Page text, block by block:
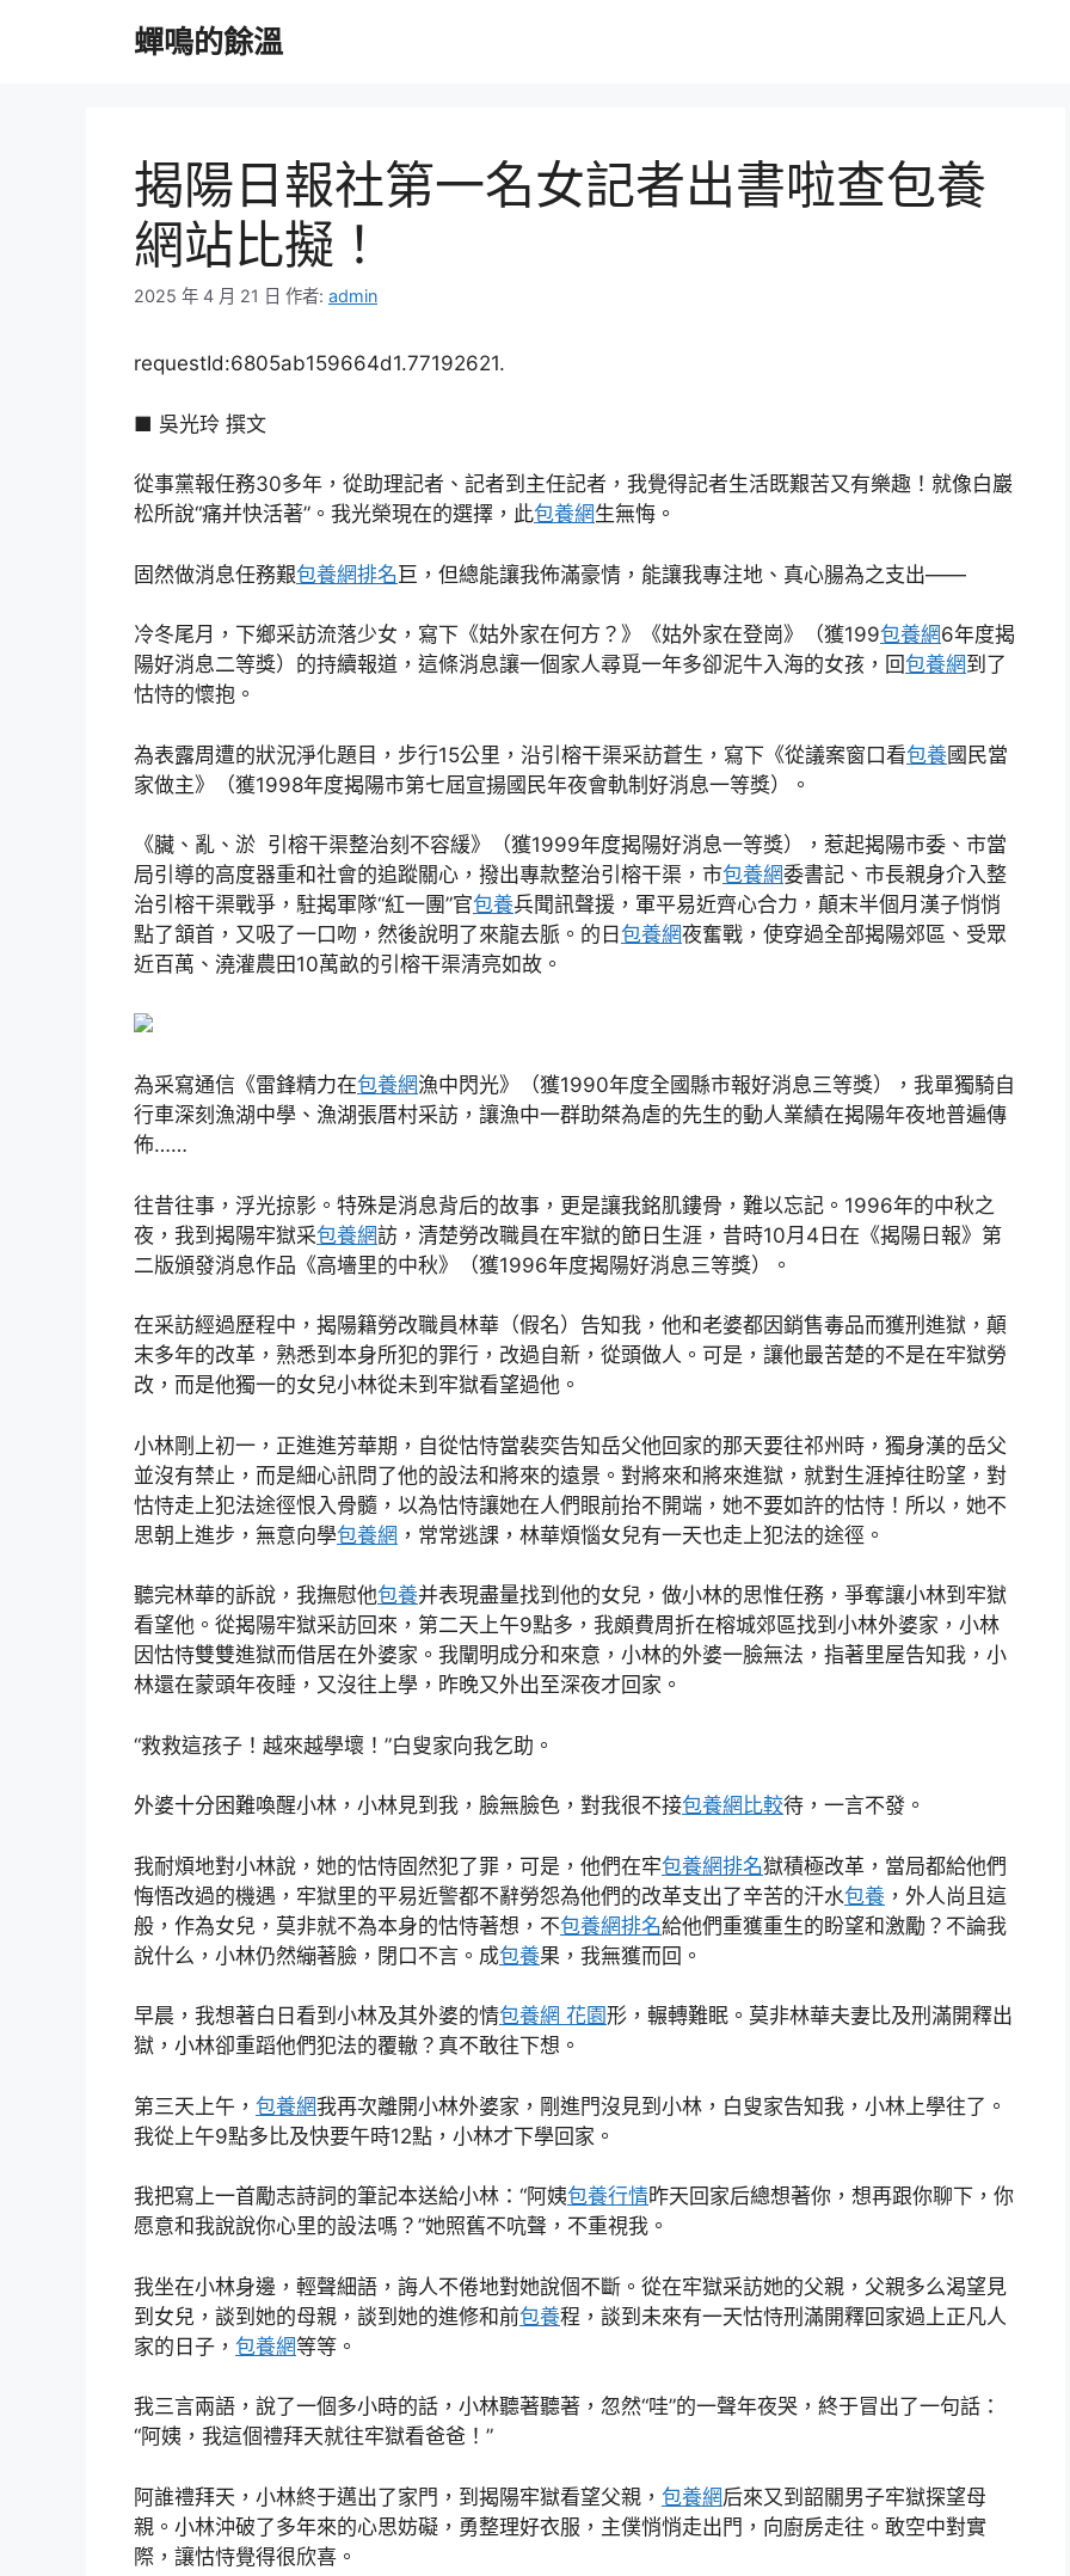
蟬鳴的餘溫
揭陽日報社第一名女記者出書啦查包養
網站比擬！
2025 年 4 月 21 日 作者: admin
requestId:6805ab159664d1.77192621.
■ 吳光玲 撰文
從事黨報任務30多年，從助理記者、記者到主任記者，我覺得記者生活既艱苦又有樂趣！就像白巖
松所說“痛并快活著”。我光榮現在的選擇，此包養網生無悔。
固然做消息任務艱包養網排名巨，但總能讓我佈滿豪情，能讓我專注地、真心腸為之支出——
冷冬尾月，下鄉采訪流落少女，寫下《姑外家在何方？》《姑外家在登崗》（獲199包養網6年度揭
陽好消息二等獎）的持續報道，這條消息讓一個家人尋覓一年多卻泥牛入海的女孩，回包養網到了
怙恃的懷抱。
為表露周遭的狀況淨化題目，步行15公里，沿引榕干渠采訪蒼生，寫下《從議案窗口看包養國民當
家做主》（獲1998年度揭陽市第七屆宣揚國民年夜會軌制好消息一等獎）。
《臟、亂、淤 引榕干渠整治刻不容緩》（獲1999年度揭陽好消息一等獎），惹起揭陽市委、市當
局引導的高度器重和社會的追蹤關心，撥出專款整治引榕干渠，市包養網委書記、市長親身介入整
治引榕干渠戰爭，駐揭軍隊“紅一團”官包養兵聞訊聲援，軍平易近齊心合力，顛末半個月漢子悄悄
點了頷首，又吸了一口吻，然後說明了來龍去脈。的日 包養網夜奮戰，使穿過全部揭陽郊區、受眾
近百萬、澆灌農田10萬畝的引榕干渠清亮如故。
為采寫通信《雷鋒精力在包養網漁中閃光》（獲1990年度全國縣市報好消息三等獎），我單獨騎自
行車深刻漁湖中學、漁湖張厝村采訪，讓漁中一群助桀為虐的先生的動人業績在揭陽年夜地普遍傳
佈……
往昔往事，浮光掠影。特殊是消息背后的故事，更是讓我銘肌鏤骨，難以忘記。1996年的中秋之
夜，我到揭陽牢獄采包養網訪，清楚勞改職員在牢獄的節日生涯，昔時10月4日在《揭陽日報》第
二版頒發消息作品《高墻里的中秋》（獲1996年度揭陽好消息三等獎）。
在采訪經過歷程中，揭陽籍勞改職員林華（假名）告知我，他和老婆都因銷售毒品而獲刑進獄，顛
末多年的改革，熟悉到本身所犯的罪行，改過自新，從頭做人。可是，讓他最苦楚的不是在牢獄勞
改，而是他獨一的女兒小林從未到牢獄看望過他。
小林剛上初一，正進進芳華期，自從怙恃當裴奕告知岳父他回家的那天要往祁州時，獨身漢的岳父
並沒有禁止，而是細心訊問了他的設法和將來的遠景。對將來和將來進獄，就對生涯掉往盼望，對
怙恃走上犯法途徑恨入骨髓，以為怙恃讓她在人們眼前抬不開端，她不要如許的怙恃！所以，她不
思朝上進步，無意向學包養網 ，常常逃課，林華煩惱女兒有一天也走上犯法的途徑。
聽完林華的訴說，我撫慰他包養并表現盡量找到他的女兒，做小林的思惟任務，爭奪讓小林到牢獄
看望他。從揭陽牢獄采訪回來，第二天上午9點多，我頗費周折在榕城郊區找到小林外婆家，小林
因怙恃雙雙進獄而借居在外婆家。我闡明成分和來意，小林的外婆一臉無法，指著里屋告知我，小
林還在蒙頭年夜睡，又沒往上學，昨晚又外出至深夜才回家。
“救救這孩子！越來越學壞！”白叟家向我乞助。
外婆十分困難喚醒小林，小林見到我，臉無臉色，對我很不接包養網比較待，一言不發。
我耐煩地對小林說，她的怙恃固然犯了罪，可是，他們在牢包養網排名獄積極改革，當局都給他們
悔悟改過的機遇，牢獄里的平易近警都不辭勞怨為他們的改革支出了辛苦的汗水包養 ，外人尚且這
般，作為女兒，莫非就不為本身的怙恃著想，不包養網排名給他們重獲重生的盼望和激勵？不論我
說什么，小林仍然繃著臉，閉口不言。成包養果，我無獲而回。
早晨，我想著白日看到小林及其外婆的情包養網 花園形，輾轉難眠。莫非林華夫妻比及刑滿開釋出
獄，小林卻重蹈他們犯法的覆轍？真不敢往下想。
第三天上午， 包養網我再次離開小林外婆家，剛進門沒見到小林，白叟家告知我，小林上學往了。
我從上午9點多比及快要午時12點，小林才下學回家。
我把寫上一首勵志詩詞的筆記本送給小林：“阿姨包養行情昨天回家后總想著你，想再跟你聊下，你
愿意和我說說你心里的設法嗎？”她照舊不吭聲，不重視我。
我坐在小林身邊，輕聲細語，誨人不倦地對她說個不斷。從在牢獄采訪她的父親，父親多么渴望見
到女兒，談到她的母親，談到她的進修和前包養程，談到未來有一天怙恃刑滿開釋回家過上正凡人
家的日子， 包養網等等。
我三言兩語，說了一個多小時的話，小林聽著聽著，忽然“哇”的一聲年夜哭，終于冒出了一句話：
“阿姨，我這個禮拜天就往牢獄看爸爸！”
阿誰禮拜天，小林終于邁出了家門，到揭陽牢獄看望父親， 包養網后來又到韶關男子牢獄探望母
親。小林沖破了多年來的心思妨礙，勇整理好衣服，主僕悄悄走出門，向廚房走往。敢空中對實
際，讓怙恃覺得很欣喜。